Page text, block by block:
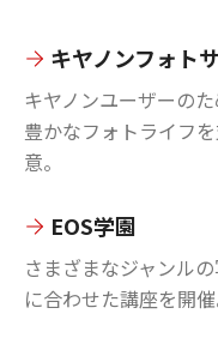
キヤノンフォト
キヤノンユーザーの
豊かなフォトライフ
意。
EOS学園
さまざまなジャンル
に合わせた講座を開催